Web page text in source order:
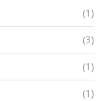
(1)
(3)
(1)
(1)